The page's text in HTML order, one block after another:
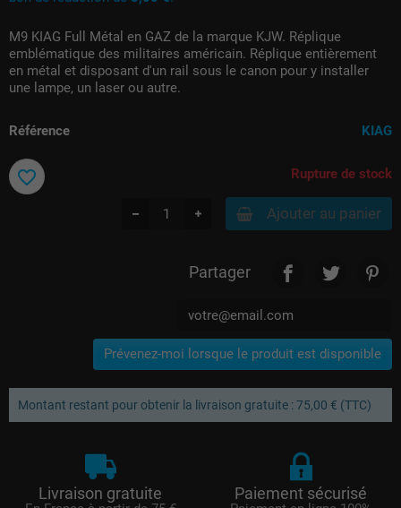
M9 KIAG Full Métal en GAZ de la marque KJW. Réplique
emblématique des militaires américain. Réplique entièrement
en métal et disposant d'un rail sous le canon pour y installer
une lampe, un laser ou autre.
Référence KIAG
Rupture de stock
Ajouter au panier
favorite_border
Partager
Prévenez-moi lorsque le produit est disponible
Montant restant pour obtenir la livraison gratuite : 75,00 € (TTC)
Livraison gratuite Paiement sécurisé